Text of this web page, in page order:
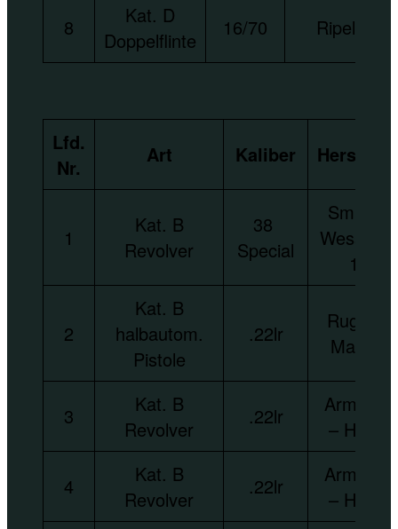
8
Kat. D
Doppelflinte
16/70 Ripel
Lfd.
Nr.
Art Kaliber
1
Kat. B
Revolver
38
Special
Smith &
Wesson –
10
2
Kat. B
halbautom.
Pistole
.22lr
Ruger –
Mark II
3
Kat. B
Revolver
.22lr
Arminius
– HW 9
4
Kat. B
Revolver
.22lr
Arminius
– HW 9